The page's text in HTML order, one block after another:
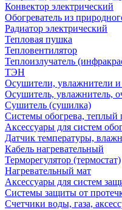
Конвектор электрический
Обогреватель из
Радиатор электрический
Тепловая пушка
Тепловентилятор
Теплоизлучатель
ТЭН
Осушители, увлажнители и
Осушитель, увлажнитель,
Сушитель (сушилка)
Системы обогрева, теплый
Аксессуары для систем
Датчик температуры,
Кабель нагревательный
Терморегулятор (термостат)
Нагревательный мат
Аксессуары для систем
Системы защиты от
Счетчики воды, газа,